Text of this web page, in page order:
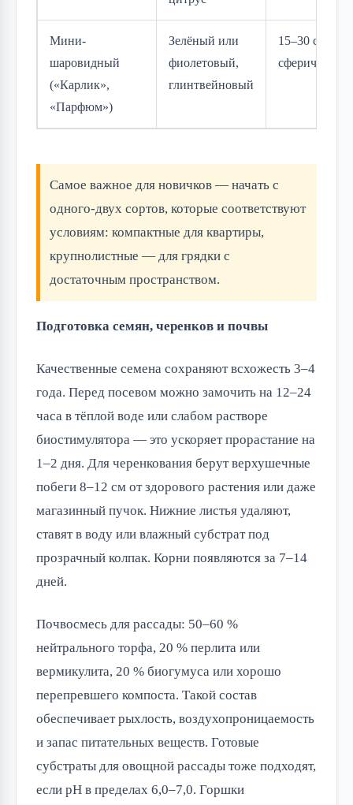
Мини-
шаровидный
(«Карлик»,
«Парфюм»)
Зелёный или
фиолетовый,
глинтвейновый
15–30 см,
сферический
Самое важное для новичков — начать с
одного-двух сортов, которые соответствуют
условиям: компактные для квартиры,
крупнолистные — для грядки с
достаточным пространством.
Подготовка семян, черенков и почвы
Качественные семена сохраняют всхожесть 3–4
года. Перед посевом можно замочить на 12–24
часа в тёплой воде или слабом растворе
биостимулятора — это ускоряет прорастание на
1–2 дня. Для черенкования берут верхушечные
побеги 8–12 см от здорового растения или даже
магазинный пучок. Нижние листья удаляют,
ставят в воду или влажный субстрат под
прозрачный колпак. Корни появляются за 7–14
дней.
Почвосмесь для рассады: 50–60 %
нейтрального торфа, 20 % перлита или
вермикулита, 20 % биогумуса или хорошо
перепревшего компоста. Такой состав
обеспечивает рыхлость, воздухопроницаемость
и запас питательных веществ. Готовые
субстраты для овощной рассады тоже подходят,
если pH в пределах 6,0–7,0. Горшки